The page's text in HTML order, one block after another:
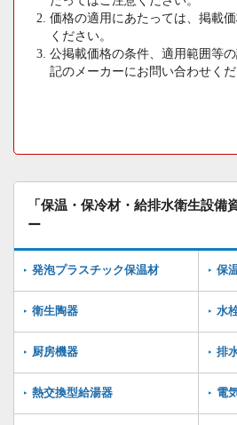
価格の適用にあたっては、掲載
ください。
公掲載価格の条件、適用範囲等
記のメーカーにお問い合わせくだ
「保温・保冷材・給排水衛生設備
ー
発泡プラスチック保温材 保
衛生陶器 水
厨房機器 排
熱交換型給湯器 電